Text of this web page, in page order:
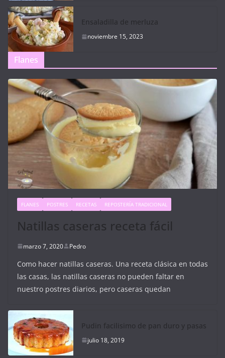
Ensaladilla de merluza
noviembre 15, 2023
Flanes
FLANES POSTRES RECETAS REPOSTERÍA TRADICIONAL
Natillas caseras receta fácil
marzo 7, 2020 Pedro
Como hacer natillas caseras. Una receta clásica en todas
las casas, las natillas caseras no pueden faltar en
nuestro postres diarios, pero caseras quedan
Pudin facilisimo de pan duro y pasas
julio 18, 2019